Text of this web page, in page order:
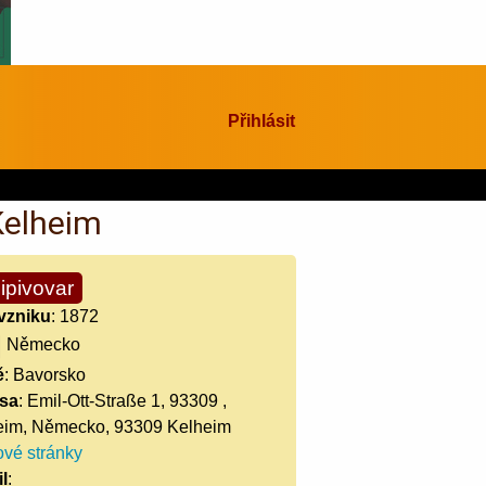
Přihlásit
: 1872
Německo
: Bavorsko
: Emil-Ott-Straße 1, 93309 ,
Německo, 93309 Kelheim
stránky
: